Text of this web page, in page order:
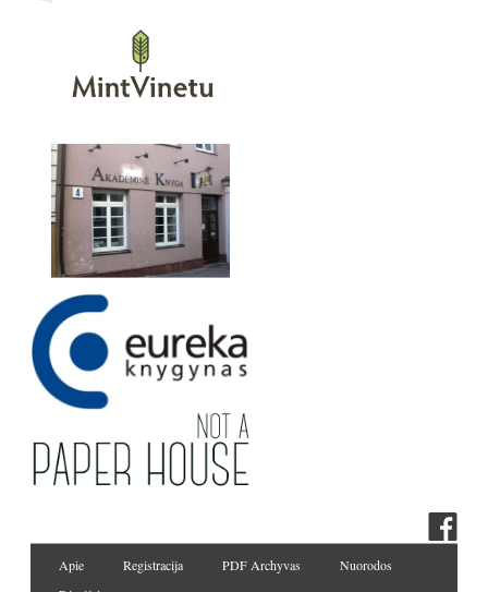
Apie Registracija PDF Archyvas
Nuorodos